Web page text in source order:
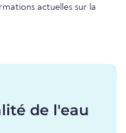
actuelles sur la
de l'eau